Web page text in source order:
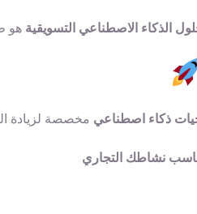
الذكاء الاصطناعي التسويقية هو
ذكاء اصطناعي مخصصة لزيادة
نشاطك التجاري